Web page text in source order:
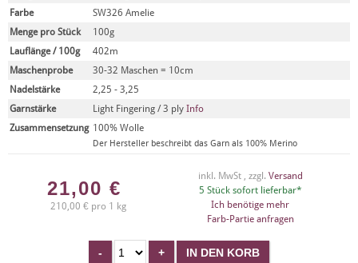
Farbe
SW326 Amelie
Menge pro Stück
100g
Lauflänge / 100g
402m
Maschenprobe
30-32 Maschen = 10cm
Nadelstärke
2,25 - 3,25
Garnstärke
Light Fingering / 3 ply Info
Zusammensetzung 100% Wolle
Der Hersteller beschreibt das Garn als 100% Merino
21,00 €
210,00 € pro 1 kg
inkl. MwSt , zzgl. Versand
5 Stück sofort lieferbar*
Ich benötige mehr
Farb-Partie anfragen